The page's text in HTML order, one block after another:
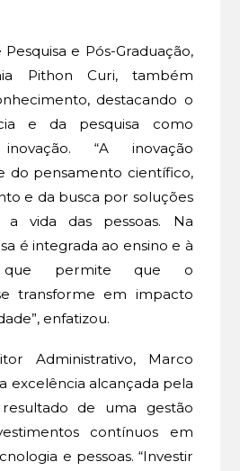
e Pós-Graduação,
Pithon Curi, também
destacando o
e da pesquisa como
“A inovação
do pensamento científico,
e da busca por soluções
vida das pessoas. Na
é integrada ao ensino e à
que permite que o
transforme em impacto
enfatizou.
Administrativo, Marco
excelência alcançada pela
de uma gestão
contínuos em
e pessoas. “Investir